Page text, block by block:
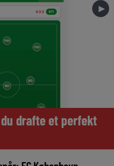
►
drafte et perfekt